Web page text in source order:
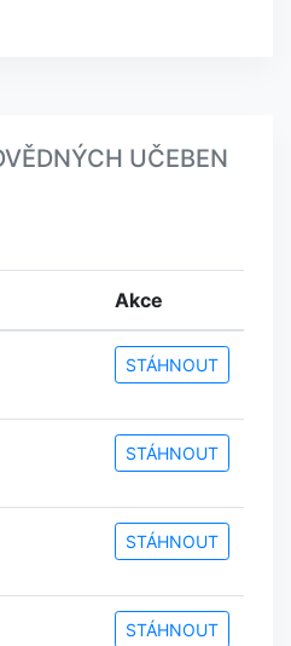
UČEBEN
Akce
STÁHNOUT
STÁHNOUT
STÁHNOUT
STÁHNOUT